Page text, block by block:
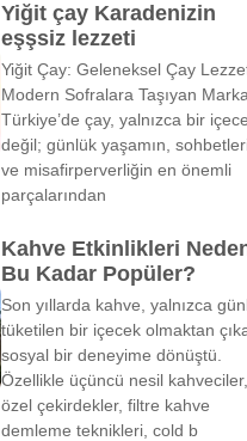
Yiğit çay Karadenizin
eşşsiz lezzeti
Yiğit Çay: Geleneksel Çay
Modern Sofralara Taşıyan Marka
Türkiye’de çay, yalnızca bir
değil; günlük yaşamın,
ve misafirperverliğin en önemli
parçalarından
Kahve Etkinlikleri
Bu Kadar Popüler?
Son yıllarda kahve, yalnızca
tüketilen bir içecek olmaktan
sosyal bir deneyime dönüştü.
Özellikle üçüncü nesil kahveciler,
özel çekirdekler, filtre kahve
demleme teknikleri, cold b